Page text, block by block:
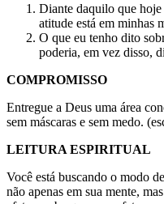
Diante daquilo que hoje
atitude está em minhas
O que eu tenho dito
poderia, em vez disso,
COMPROMISSO
Entregue a Deus uma área
sem máscaras e sem medo.
LEITURA ESPIRITUAL
Você está buscando o modo
não apenas em sua mente,